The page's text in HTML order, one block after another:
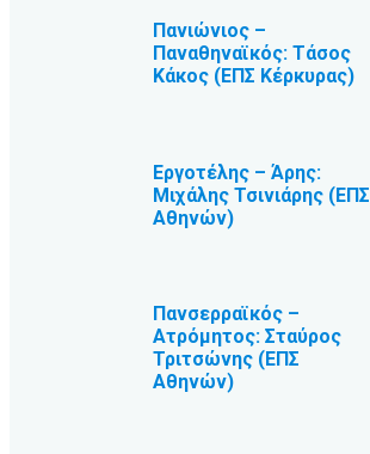
Πανιώνιος –
Παναθηναϊκός: Τάσος
Κάκος (ΕΠΣ Κέρκυρας)
Εργοτέλης – Άρης:
Μιχάλης Τσινιάρης (ΕΠΣ
Αθηνών)
Πανσερραϊκός –
Ατρόμητος: Σταύρος
Τριτσώνης (ΕΠΣ
Αθηνών)